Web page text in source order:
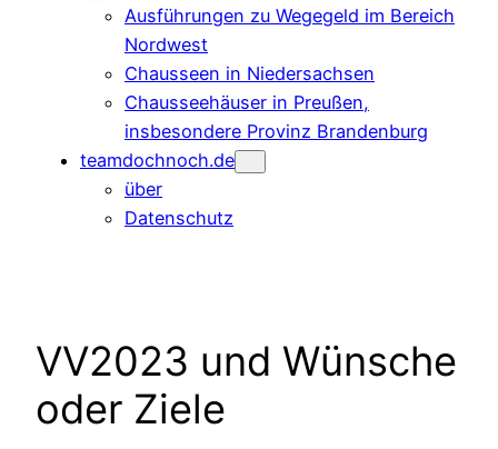
Ausführungen zu Wegegeld im Bereich
Nordwest
Chausseen in Niedersachsen
Chausseehäuser in Preußen,
insbesondere Provinz Brandenburg
teamdochnoch.de
über
Datenschutz
VV2023 und Wünsche
oder Ziele